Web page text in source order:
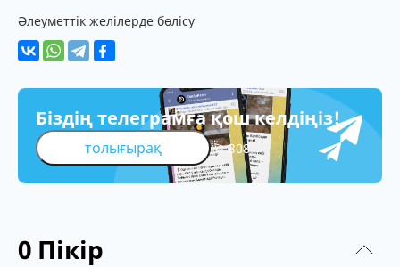
Әлеуметтік желілерде бөлісу
Біздің телеграмға қош келдіңіз!
толығырақ 308
0 Пікір